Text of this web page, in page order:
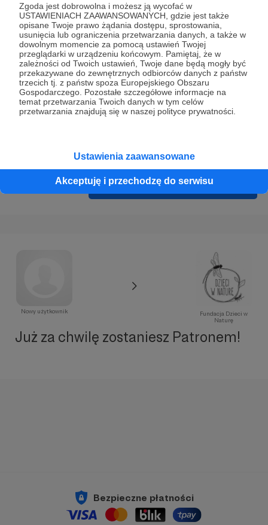
Zgoda jest dobrowolna i możesz ją wycofać w
USTAWIENIACH ZAAWANSOWANYCH, gdzie jest także
opisane Twoje prawo żądania dostępu, sprostowania,
usunięcia lub ograniczenia przetwarzania danych, a także w
dowolnym momencie za pomocą ustawień Twojej
przeglądarki w urządzeniu końcowym. Pamiętaj, że w
zależności od Twoich ustawień, Twoje dane będą mogły być
przekazywane do zewnętrznych odbiorców danych z państw
trzecich tj. z państw spoza Europejskiego Obszaru
Gospodarczego. Pozostałe szczegółowe informacje na
temat przetwarzania Twoich danych w tym celów
przetwarzania znajdują się w naszej polityce prywatności.
Ustawienia zaawansowane
Akceptuję i przechodzę do serwisu
* Wyrażam zgodę na przetwarzanie moich danych
osobowych podanych w formularzu rejestracyjnym w celu
prawidłowego świadczenia usług serwisu Patronite.
Wyrażam zgodę na otrzymywanie drogą elektroniczną
informacji handlowych - newslettera. Opcja ta może zostać
zmieniona w ustawieniach konta.
Cofnij Zarejestruj się i przejdź dalej
Nowy użytkownik
Fundacja Dzieci w
Naturę
Już za chwilę zostaniesz Patronem!
Bezpieczne płatności